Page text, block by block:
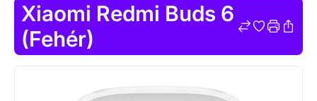
Xiaomi Redmi Buds 6
(Fehér)